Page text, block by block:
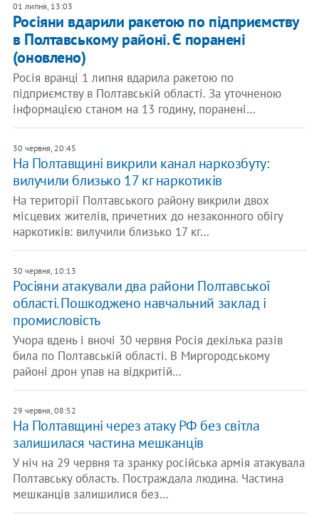
01 липня, 13:03
Росіяни вдарили ракетою по підприємству
в Полтавському районі. Є поранені
(оновлено)
Росія вранці 1 липня вдарила ракетою по
підприємству в Полтавській області. За уточненою
інформацією станом на 13 годину, поранені…
30 червня, 20:45
На Полтавщині викрили канал наркозбуту:
вилучили близько 17 кг наркотиків
На території Полтавського району викрили двох
місцевих жителів, причетних до незаконного обігу
наркотиків: вилучили близько 17 кг…
30 червня, 10:13
Росіяни атакували два райони Полтавської
області. Пошкоджено навчальний заклад і
промисловість
Учора вдень і вночі 30 червня Росія декілька разів
била по Полтавській області. В Миргородському
районі дрон упав на відкритій…
29 червня, 08:52
На Полтавщині через атаку РФ без світла
залишилася частина мешканців
У ніч на 29 червня та зранку російська армія атакувала
Полтавську область. Постраждала людина. Частина
мешканців залишилися без…